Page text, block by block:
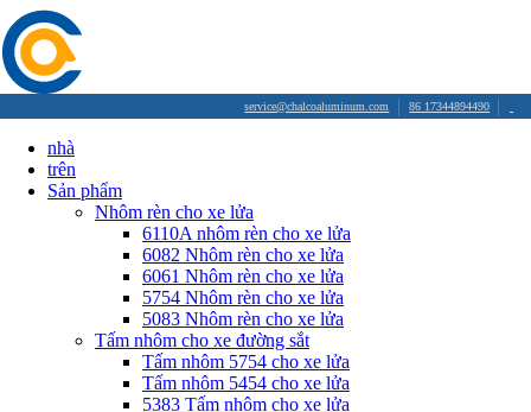
service@chalcoaluminum.com 86 17344894490
nhà
trên
Sản phẩm
Nhôm rèn cho xe lửa
6110A nhôm rèn cho xe lửa
6082 Nhôm rèn cho xe lửa
6061 Nhôm rèn cho xe lửa
5754 Nhôm rèn cho xe lửa
5083 Nhôm rèn cho xe lửa
Tấm nhôm cho xe đường sắt
Tấm nhôm 5754 cho xe lửa
Tấm nhôm 5454 cho xe lửa
5383 Tấm nhôm cho xe lửa